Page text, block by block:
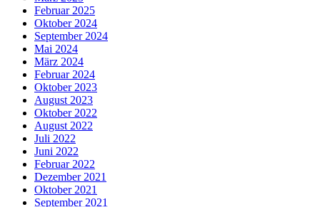
Februar 2025
Oktober 2024
September 2024
Mai 2024
März 2024
Februar 2024
Oktober 2023
August 2023
Oktober 2022
August 2022
Juli 2022
Juni 2022
Februar 2022
Dezember 2021
Oktober 2021
September 2021